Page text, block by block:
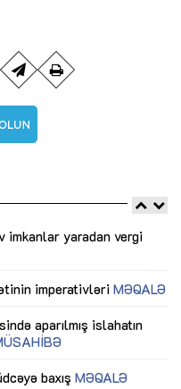
imkanlar yaradan vergi
imperativləri MƏQALƏ
aparılmış islahatın
baxış MƏQALƏ